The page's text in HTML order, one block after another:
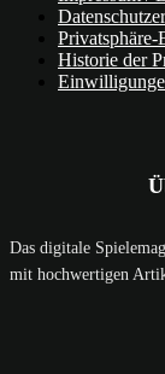
Privatsphäre-
Historie der
Das digitale
mit hochwertigen